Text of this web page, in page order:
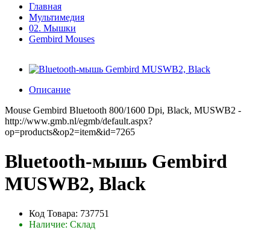
Главная
Мультимедия
02. Мышки
Gembird Mouses
Описание
Mouse Gembird Bluetooth 800/1600 Dpi, Black, MUSWB2 -
http://www.gmb.nl/egmb/default.aspx?
op=products&op2=item&id=7265
Bluetooth-мышь Gembird
MUSWB2, Black
Код Товара: 737751
Наличие: Склад